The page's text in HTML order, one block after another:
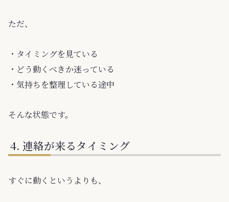
ただ、
・タイミングを見ている
・どう動くべきか迷っている
・気持ちを整理している途中
そんな状態です。
連絡が来るタイミング
すぐに動くというよりも、